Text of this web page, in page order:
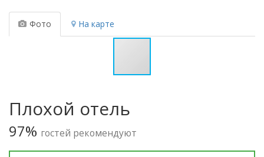
Фото На карте
Плохой отель
97% гостей рекомендуют